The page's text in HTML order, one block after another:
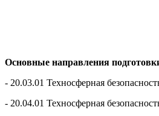
Основные направления
- 20.03.01 Техносферная
- 20.04.01 Техносферная